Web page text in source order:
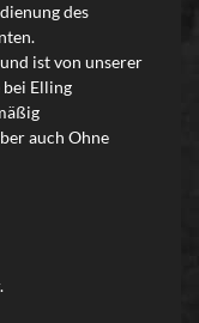
des
ist von unserer
bei Elling
auch Ohne